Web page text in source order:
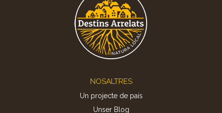
NOSALTRES
Un projecte de país
Unser Blog